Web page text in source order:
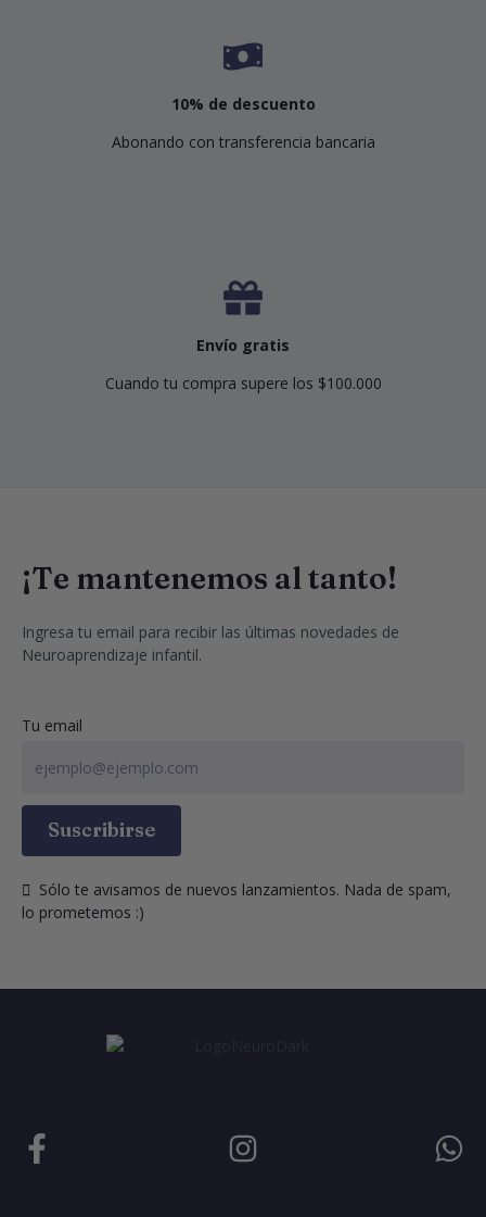
10% de descuento
Abonando con transferencia bancaria
Envío gratis
Cuando tu compra supere los $100.000
¡Te mantenemos al tanto!
Ingresa tu email para recibir las últimas novedades de
Neuroaprendizaje infantil.
Tu email
Suscribirse
  Sólo te avisamos de nuevos lanzamientos. Nada de spam,
lo prometemos :)